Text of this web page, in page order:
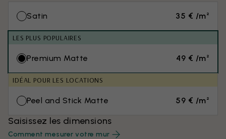
Satin 35 € /m²
LES PLUS POPULAIRES
Premium Matte 49 € /m²
IDÉAL POUR LES LOCATIONS
Peel and Stick Matte 59 € /m²
Saisissez les dimensions
Comment mesurer votre mur